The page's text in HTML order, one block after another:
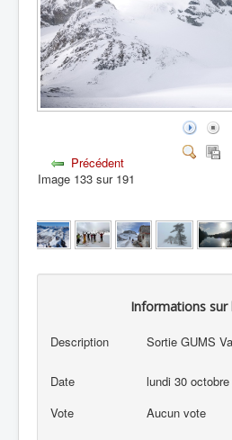
Précédent
Image 133 sur 191
Informations sur
Description Sortie GUMS
Date
lundi 30
Vote
Aucun vote